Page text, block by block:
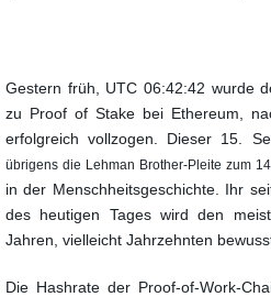
Gestern früh, UTC 06:42:42 wurde
zu Proof of Stake bei Ethereum,
erfolgreich vollzogen. Dieser 15.
übrigens die Lehman Brother-Pleite zum
in der Menschheitsgeschichte. Ihr
des heutigen Tages wird den
Jahren, vielleicht Jahrzehnten
Die Hashrate der Proof-of-Work-